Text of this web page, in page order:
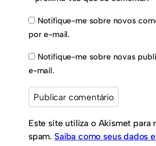
Notifique-me sobre novos
por e-mail.
Notifique-me sobre novas
e-mail.
Este site utiliza o Akismet para
spam. Saiba como seus dados